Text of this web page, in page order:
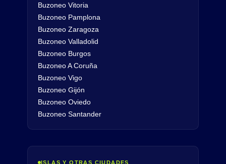
Buzoneo Vitoria
Buzoneo Pamplona
Buzoneo Zaragoza
Buzoneo Valladolid
Buzoneo Burgos
Buzoneo A Coruña
Buzoneo Vigo
Buzoneo Gijón
Buzoneo Oviedo
Buzoneo Santander
ISLAS Y OTRAS CIUDADES